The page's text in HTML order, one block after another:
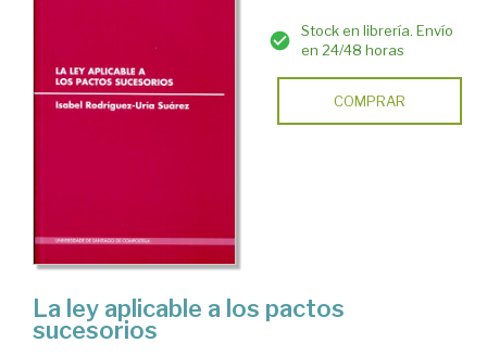
Stock en librería. Envío
en 24/48 horas
COMPRAR
La ley aplicable a los pactos
sucesorios